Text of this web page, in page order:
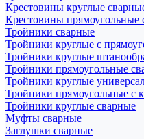
Крестовины круглые
Крестовины прямоугольные
Тройники сварные
Тройники круглые с
Тройники круглые
Тройники прямоугольные
Тройники круглые
Тройники прямоугольные с
Тройники круглые сварные
Муфты сварные
Заглушки сварные